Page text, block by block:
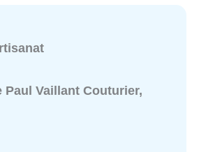
Paul Vaillant Couturier,